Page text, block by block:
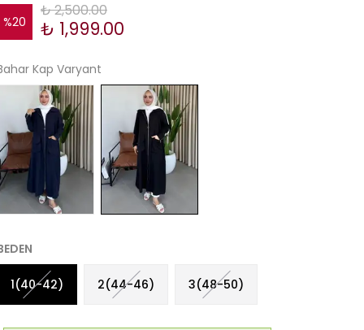
%20
₺ 2,500.00
₺ 1,999.00
Kap Varyant
1(40-42) 2(44-46) 3(48-50)